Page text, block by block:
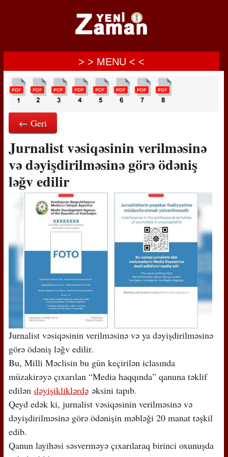
> > MENU < <
← Geri
Jurnalist vəsiqəsinin verilməsinə
və dəyişdirilməsinə görə ödəniş
ləğv edilir
Jurnalist vəsiqəsinin verilməsinə və ya dəyişdirilməsinə
görə ödəniş ləğv edilir.
Bu, Milli Məclisin bu gün keçirilən iclasında
müzakirəyə çıxarılan “Media haqqında” qanuna təklif
edilən dəyişikliklərdəəksini tapıb.
Qeyd edək ki, jurnalist vəsiqəsinin verilməsinə və
dəyişdirilməsinə görə ödənişin məbləği 20 manat təşkil
edib.
Qanun layihəsi səsverməyə çıxarılaraq birinci oxunuşda